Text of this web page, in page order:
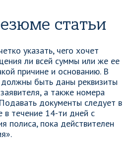
статьи
указать, чего хочет
ли всей суммы или же ее
причине и основанию. В
быть даны реквизиты
а также номера
документы следует в
в течение 14-ти дней с
полиса, пока действителен